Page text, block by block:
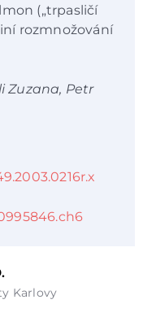
(„trpasličí
rozmnožování
Zuzana, Petr
Karlovy